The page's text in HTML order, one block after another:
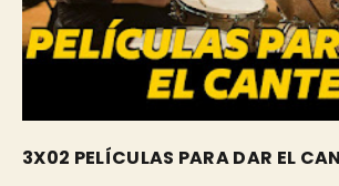
3X02 PELÍCULAS PARA DAR EL